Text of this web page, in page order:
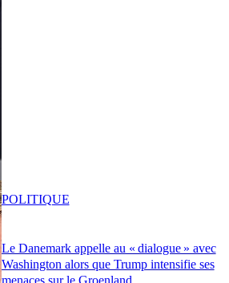
Le Danemark appelle au « dialogue » avec
Washington alors que Trump intensifie ses
menaces sur le Groenland
POLITIQUE